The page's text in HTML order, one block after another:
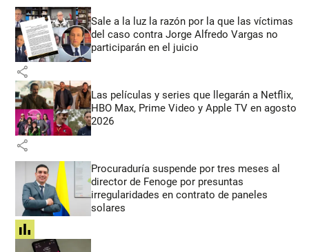
Sale a la luz la razón por la que las víctimas
del caso contra Jorge Alfredo Vargas no
participarán en el juicio
share
Las películas y series que llegarán a Netflix,
HBO Max, Prime Video y Apple TV en agosto
2026
share
Procuraduría suspende por tres meses al
director de Fenoge por presuntas
irregularidades en contrato de paneles
solares
share